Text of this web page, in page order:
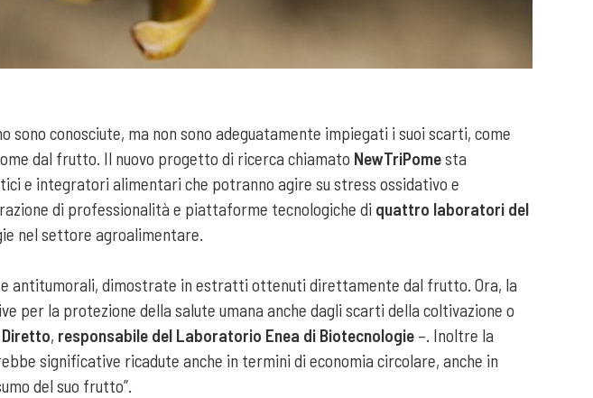
conosciute, ma non sono adeguatamente impiegati i suoi scarti, come
dal frutto. Il nuovo progetto di ricerca chiamato NewTriPomesta
e integratori alimentari che potranno agire su stress ossidativo e
di professionalità e piattaforme tecnologiche di quattro laboratori del
nel settore agroalimentare.
antitumorali, dimostrate in estratti ottenuti direttamente dal frutto. Ora, la
per la protezione della salute umana anche dagli scarti della coltivazione o
, responsabile del Laboratorio Enea di Biotecnologie –. Inoltre la
significative ricadute anche in termini di economia circolare, anche in
del suo frutto”.